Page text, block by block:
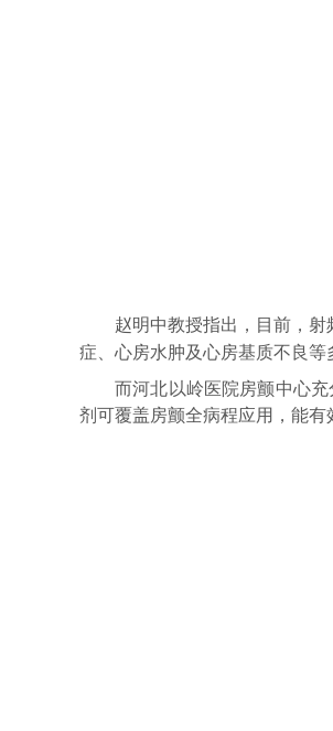
赵明中教授指出，目前 ，
症、心房水肿及心房基质不良等
而河北以岭医院房颤中心充
剂可覆盖房颤全病程应用，能